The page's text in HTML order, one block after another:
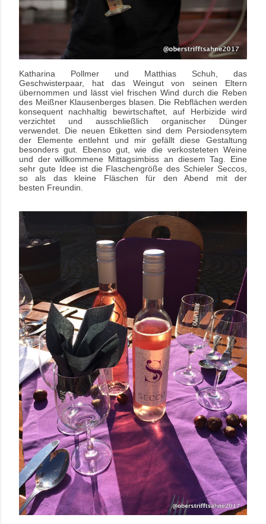
Katharina Pollmer und Matthias Schuh, das
Geschwisterpaar, hat das Weingut von seinen Eltern
übernommen und lässt viel frischen Wind durch die Reben
des Meißner Klausenberges blasen. Die Rebflächen werden
konsequent nachhaltig bewirtschaftet, auf Herbizide wird
verzichtet und ausschließlich organischer Dünger
verwendet. Die neuen Etiketten sind dem Persiodensytem
der Elemente entlehnt und mir gefällt diese Gestaltung
besonders gut. Ebenso gut, wie die verkosteteten Weine
und der willkommene Mittagsimbiss an diesem Tag. Eine
sehr gute Idee ist die Flaschengröße des Schieler Seccos,
so als das kleine Fläschen für den Abend mit der
besten Freundin.